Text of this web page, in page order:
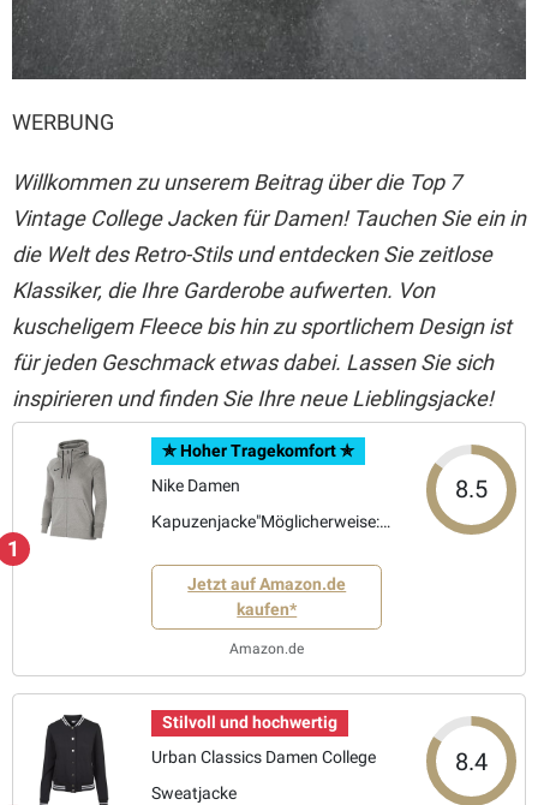
WERBUNG
Willkommen zu unserem Beitrag über die Top 7
Vintage College Jacken für Damen! Tauchen Sie ein in
die Welt des Retro-Stils und entdecken Sie zeitlose
Klassiker, die Ihre Garderobe aufwerten. Von
kuscheligem Fleece bis hin zu sportlichem Design ist
für jeden Geschmack etwas dabei. Lassen Sie sich
inspirieren und finden Sie Ihre neue Lieblingsjacke!
1
✯ Hoher Tragekomfort ✯
Nike Damen
Kapuzenjacke"Möglicherweise:
8.5
Jetzt auf Amazon.de
kaufen*
Amazon.de
Stilvoll und hochwertig
Urban Classics Damen College
Sweatjacke
8.4